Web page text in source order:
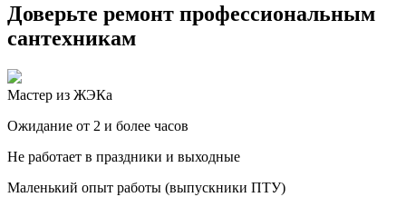
Доверьте ремонт профессиональным
сантехникам
Мастер из ЖЭКа
Ожидание от 2 и более часов
Не работает в праздники и выходные
Маленький опыт работы (выпускники ПТУ)